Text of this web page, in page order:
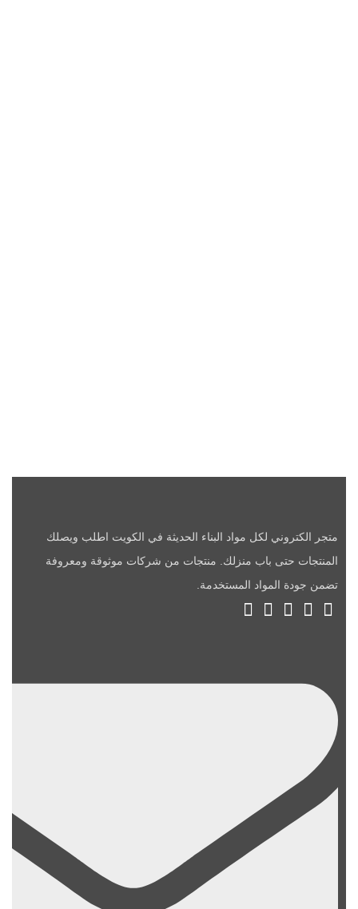
متجر الكتروني لكل مواد البناء الحديثة في الكويت اطلب ويصلك
المنتجات حتى باب منزلك. منتجات من شركات موثوقة ومعروفة
تضمن جودة المواد المستخدمة.